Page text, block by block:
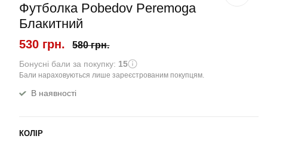
Шорти
Футболка Pobedov Peremoga
Блакитний
530 грн. 580 грн.
Бонусні бали за покупку: 15
Бали нараховуються лише зареєстрованим покупцям.
В наявності
КОЛІР